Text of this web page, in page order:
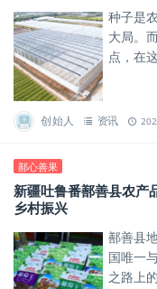
种子是
大局。
点，在
创始人 资讯
鄯心善果
新疆吐鲁番鄯善县农产
乡村振兴
鄯善县
国唯一
之路上